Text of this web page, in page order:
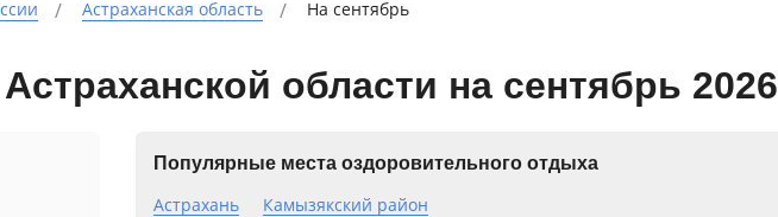
Астраханская область На сентябрь
области на сентябрь 2026
Популярные места оздоровительного отдыха
Астрахань Камызякский район